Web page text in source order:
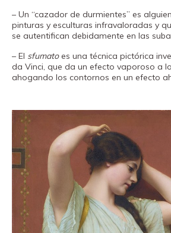
– Un “cazador de durmientes” es
pinturas y esculturas infravaloradas y
se autentifican debidamente en las
– El sfumatoes una técnica pictórica
da Vinci, que da un efecto vaporoso a
ahogando los contornos en un efecto